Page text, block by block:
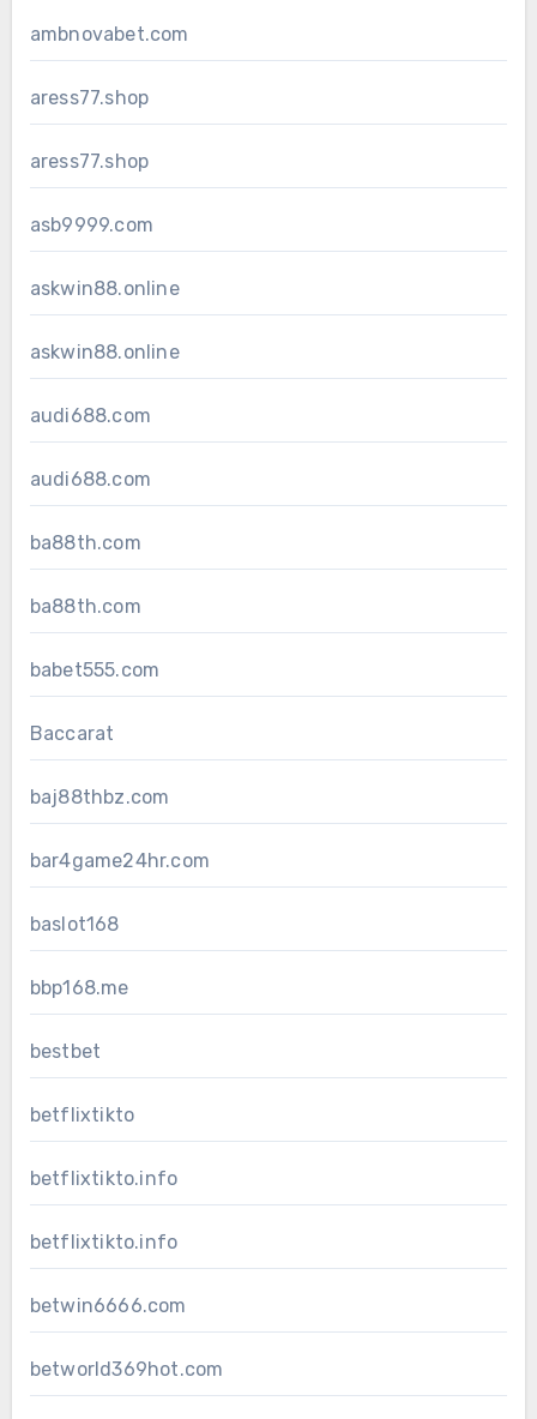
ambnovabet.com
aress77.shop
aress77.shop
asb9999.com
askwin88.online
askwin88.online
audi688.com
audi688.com
ba88th.com
ba88th.com
babet555.com
Baccarat
baj88thbz.com
bar4game24hr.com
baslot168
bbp168.me
bestbet
betflixtikto
betflixtikto.info
betflixtikto.info
betwin6666.com
betworld369hot.com